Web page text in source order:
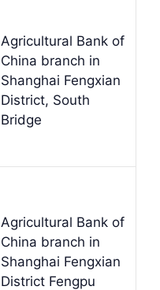
Agricultural Bank of
China branch in
Shanghai Fengxian
District, South
Bridge
Agricultural Bank of
China branch in
Shanghai Fengxian
District Fengpu